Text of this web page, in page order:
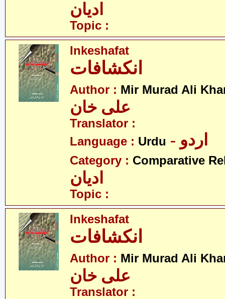
ادیان
Topic :
Inkeshafat
انکشافات
Author : Mir Murad Ali
علی خان
Translator :
Language : Urdu - اردو
Category : Comparative
ادیان
Topic :
Inkeshafat
انکشافات
Author : Mir Murad Ali
علی خان
Translator :